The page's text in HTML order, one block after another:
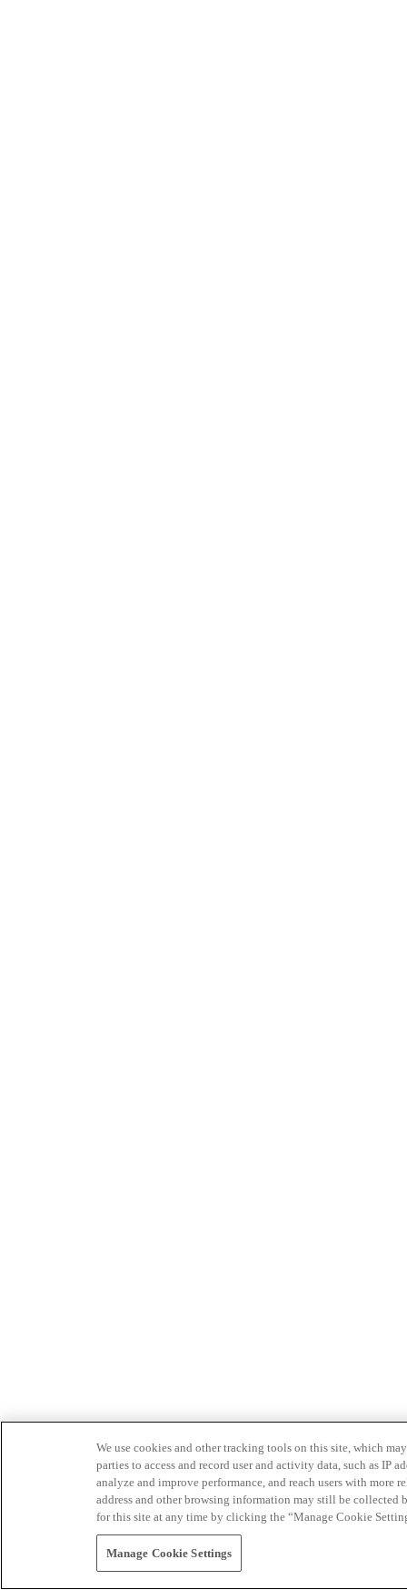
We use cookies and other tracking tools on this site, which
parties to access and record user and activity data, such as IP
analyze and improve performance, and reach users with
address and other browsing information may still be collected
for this site at any time by clicking the “Manage Cookie
Manage Cookie Settings